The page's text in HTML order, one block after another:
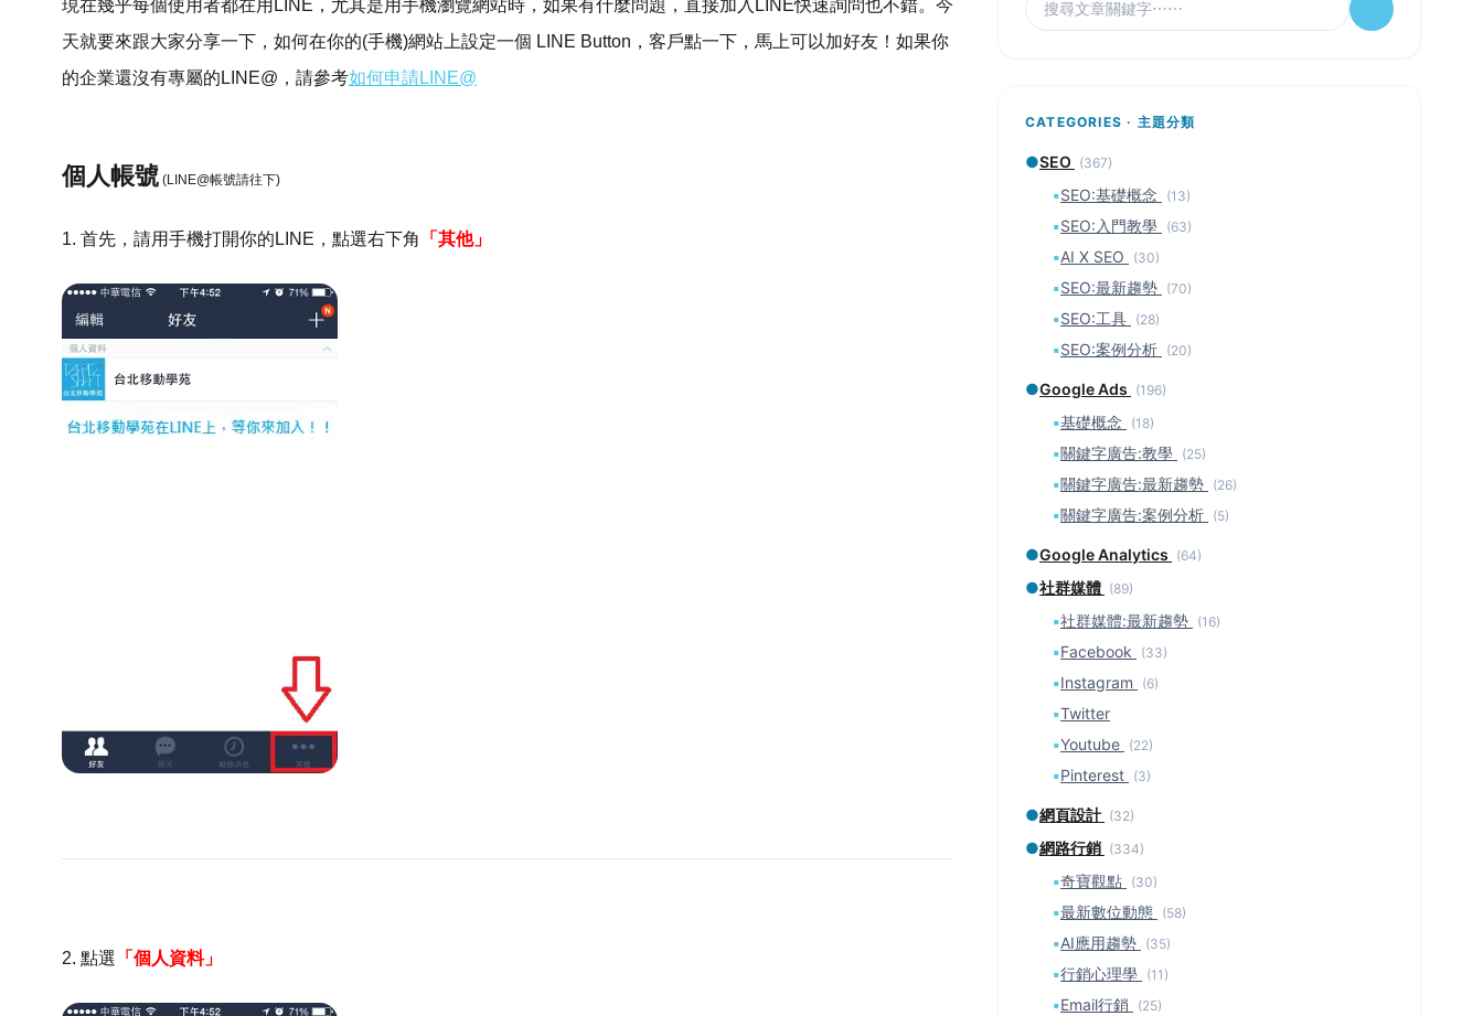
現在幾乎每個使用者都在用LINE，尤其是用手機瀏覽網站時，如果有什麼問題，直接加入LINE快速詢問也不錯。今
天就要來跟大家分享一下，如何在你的(手機)網站上設定一個 LINE Button，客戶點一下，馬上可以加好友！如果你
的企業還沒有專屬的LINE@，請參考如何申請LINE@
個人帳號 (LINE@帳號請往下)
1. 首先，請用手機打開你的LINE，點選右下角 「其他」
2. 點選 「個人資料」
CATEGORIES · 主題分類
●SEO (367)
▪SEO:基礎概念 (13)
▪SEO:入門教學 (63)
▪AI X SEO (30)
▪SEO:最新趨勢 (70)
▪SEO:工具 (28)
▪SEO:案例分析 (20)
●Google Ads (196)
▪基礎概念 (18)
▪關鍵字廣告:教學 (25)
▪關鍵字廣告:最新趨勢 (26)
▪關鍵字廣告:案例分析 (5)
●Google Analytics (64)
●社群媒體 (89)
▪社群媒體:最新趨勢 (16)
▪Facebook (33)
▪Instagram (6)
▪Twitter
▪Youtube (22)
▪Pinterest (3)
●網頁設計 (32)
●網路行銷 (334)
▪奇寶觀點 (30)
▪最新數位動態 (58)
▪AI應用趨勢 (35)
▪行銷心理學 (11)
▪Email行銷 (25)